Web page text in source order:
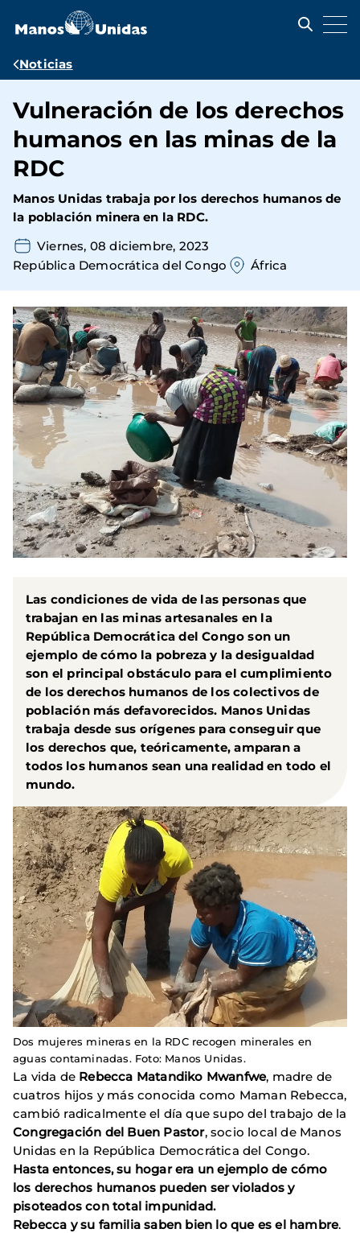
contenido
Ruta
navegación
Noticias
Vulneración de los derechos
humanos en las minas de la
RDC
Manos Unidas trabaja por los derechos humanos de
la población minera en la RDC.
Viernes, 08 diciembre, 2023
República Democrática del Congo
África
Las condiciones de vida de las personas que
trabajan en las minas artesanales en la
República Democrática del Congo son un
ejemplo de cómo la pobreza y la desigualdad
son el principal obstáculo para el cumplimiento
de los derechos humanos de los colectivos de
población más defavorecidos. Manos Unidas
trabaja desde sus orígenes para conseguir que
los derechos que, teóricamente, amparan a
todos los humanos sean una realidad en todo el
mundo.
Dos mujeres mineras en la RDC recogen minerales en
aguas contaminadas. Foto: Manos Unidas.
La vida de Rebecca Matandiko Mwanfwe, madre de
cuatros hijos y más conocida como Maman Rebecca,
cambió radicalmente el día que supo del trabajo de la
Congregación del Buen Pastor, socio local de Manos
Unidas en la República Democrática del Congo.
Hasta entonces, su hogar era un ejemplo de cómo
los derechos humanos pueden ser violados y
pisoteados con total impunidad.
Rebecca y su familia saben bien lo que es el hambre.